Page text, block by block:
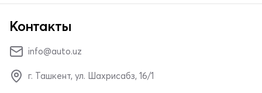
Контакты
info@auto.uz
г. Ташкент, ул. Шахрисабз, 16/1